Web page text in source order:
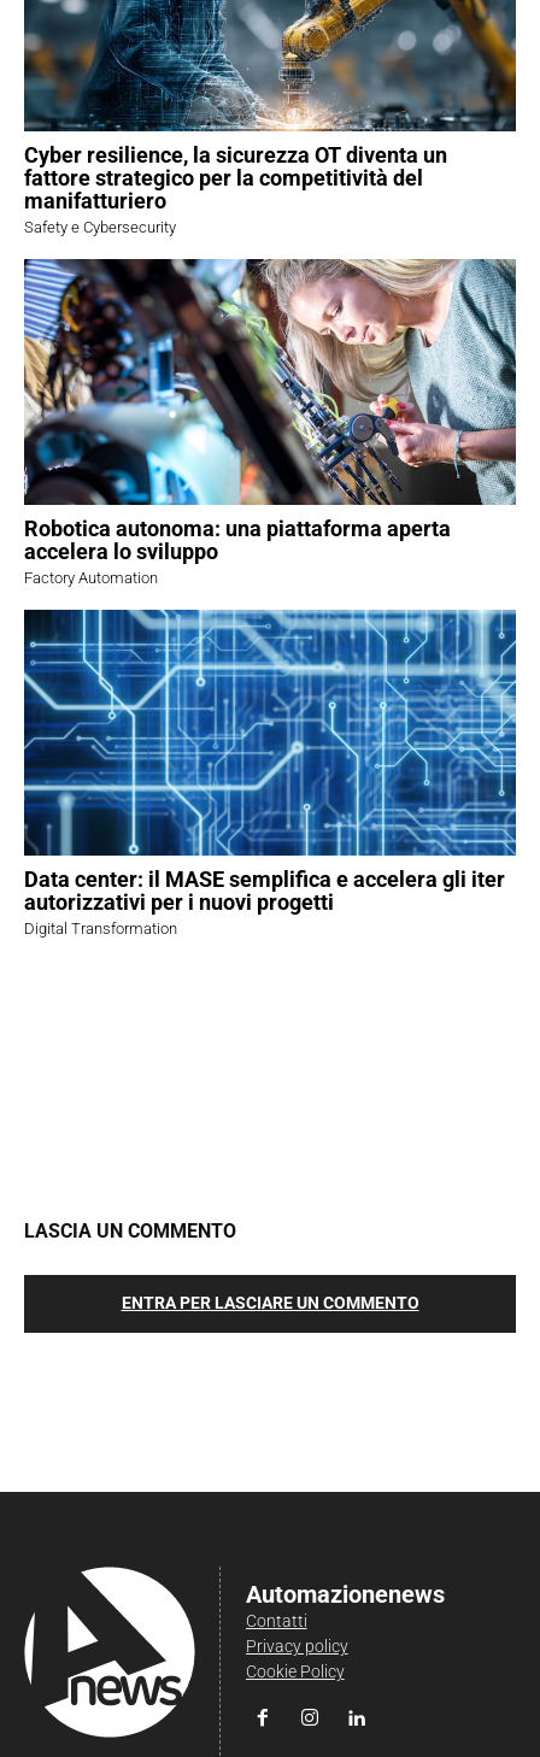
Cyber resilience, la sicurezza OT diventa un
fattore strategico per la competitività del
manifatturiero
Safety e Cybersecurity
Robotica autonoma: una piattaforma aperta
accelera lo sviluppo
Factory Automation
Data center: il MASE semplifica e accelera gli iter
autorizzativi per i nuovi progetti
Digital Transformation
LASCIA UN COMMENTO
ENTRA PER LASCIARE UN COMMENTO
Automazionenews
Contatti
Privacy policy
Cookie Policy